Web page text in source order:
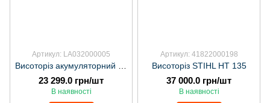
Артикул: LA032000005
23 299.0 грн/шт
В наявності
Артикул: 41822000198
Висоторіз STIHL HT 135
37 000.0 грн/шт
В наявності